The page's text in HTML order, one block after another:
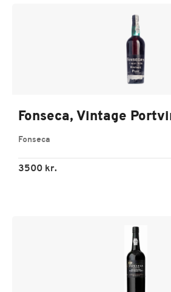
Fonseca, Vintage
Fonseca
3500 kr.